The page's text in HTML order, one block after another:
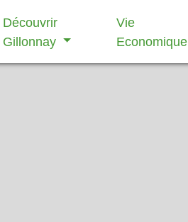
Découvrir
Gillonnay
Vie
Economique